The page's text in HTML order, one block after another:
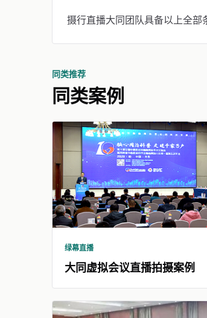
摄行直播大同团队具备以上全部
同类推荐
同类案例
绿幕直播
大同虚拟会议直播拍摄案例